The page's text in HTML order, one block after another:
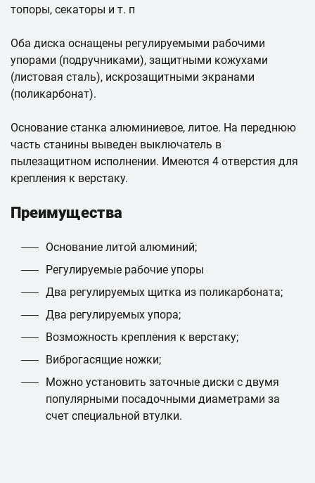
топоры, секаторы и т. п
Оба диска оснащены регулируемыми рабочими
упорами (подручниками), защитными кожухами
(листовая сталь), искрозащитными экранами
(поликарбонат).
Основание станка алюминиевое, литое. На переднюю
часть станины выведен выключатель в
пылезащитном исполнении. Имеются 4 отверстия для
крепления к верстаку.
Преимущества
Основание литой алюминий;
Регулируемые рабочие упоры
Два регулируемых щитка из поликарбоната;
Два регулируемых упора;
Возможность крепления к верстаку;
Виброгасящие ножки;
Можно установить заточные диски с двумя
популярными посадочными диаметрами за
счет специальной втулки.